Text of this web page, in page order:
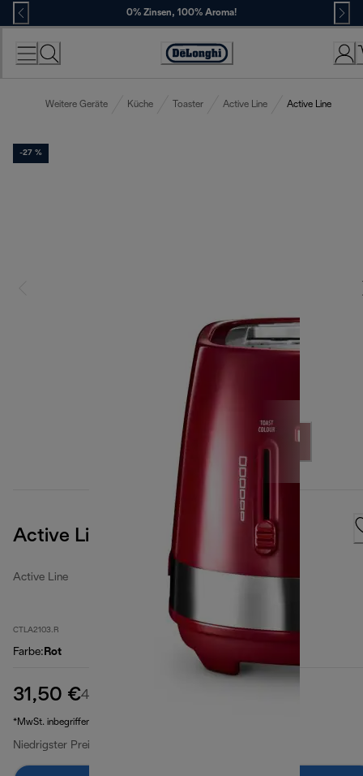
Skip
to
Content
0% Zinsen, 100% Aroma!
Erklärung
Zugänglichkeit
Weitere Geräte Küche Toaster Active Line Active Line
-27 %
Active Line
Active Line
CTLA2103.R
Farbe: Rot
31,50 €42,90 €
*MwSt. inbegriffen
Niedrigster Preis seit 30 Tagen